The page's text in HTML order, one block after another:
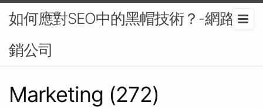
如何應對SEO中的黑帽技術？-網路行
銷公司
Marketing (272)